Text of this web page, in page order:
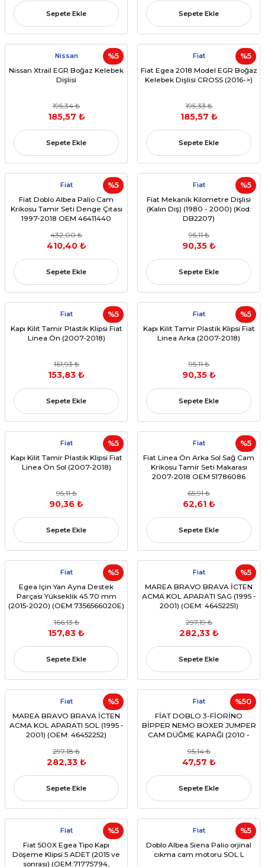
Sepete Ekle Sepete Ekle
%5
Nissan
Nissan Xtrail EGR Boğaz Kelebek
Dişlisi
195,34 ₺
185,57 ₺
Sepete Ekle
%5
Fiat
Fiat Egea 2018 Model EGR Boğaz
Kelebek Dişlisi CROSS (2016->)
195,33 ₺
185,57 ₺
Sepete Ekle
%5
Fiat
Fiat Doblo Albea Palio Cam
Krikosu Tamir Seti Denge Çıtası
1997-2018 OEM 46411440
432,00 ₺
410,40 ₺
Sepete Ekle
%5
Fiat
Fiat Mekanik Kilometre Dişlisi
(Kalın Diş) (1980 - 2000) (Kod:
DB2207)
95,11 ₺
90,35 ₺
Sepete Ekle
%5
Fiat
Kapı Kilit Tamir Plastik Klipsi Fiat
Linea Ön (2007-2018)
161,93 ₺
153,83 ₺
Sepete Ekle
%5
Fiat
Kapı Kilit Tamir Plastik Klipsi Fiat
Linea Arka (2007-2018)
95,11 ₺
90,35 ₺
Sepete Ekle
%5
Fiat
Kapı Kilit Tamir Plastik Klipsi Fiat
Linea Ön Sol (2007-2018)
95,11 ₺
90,36 ₺
Sepete Ekle
%5
Fiat
Fiat Linea Ön Arka Sol Sağ Cam
Krikosu Tamir Seti Makarası
2007-2018 OEM 51786086
65,91 ₺
62,61 ₺
Sepete Ekle
%5
Fiat
Egea Için Yan Ayna Destek
Parçası Yükseklik 45.70 mm
(2015-2020) (OEM:7356566020E)
166,13 ₺
157,83 ₺
Sepete Ekle
%5
Fiat
MAREA BRAVO BRAVA İCTEN
ACMA KOL APARATI SAG (1995 -
2001) (OEM: 46452251)
297,19 ₺
282,33 ₺
Sepete Ekle
%5
Fiat
MAREA BRAVO BRAVA İCTEN
ACMA KOL APARATI SOL (1995 -
2001) (OEM: 46452252)
297,18 ₺
282,33 ₺
Sepete Ekle
%50
Fiat
FİAT DOBLO 3-FİORİNO
BİPPER NEMO BOXER JUMPER
CAM DÜĞME KAPAĞI (2010 -
95,14 ₺
47,57 ₺
Sepete Ekle
%5
Fiat
Fiat 500X Egea Tipo Kapı
Döşeme Klipsi 5 ADET (2015 ve
sonrası) (OEM:71775794,
%5
Fiat
Doblo Albea Siena Palio orjinal
cıkma cam motoru SOL L